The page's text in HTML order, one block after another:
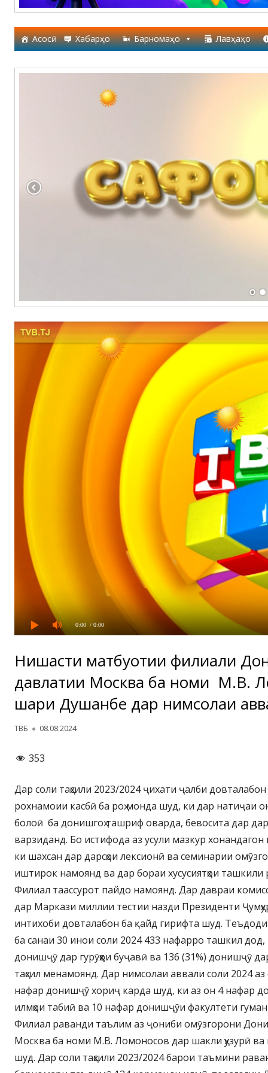
Асосӣ Хабарҳо Барномаҳо Лавҳаҳо
0:00 / 0:00
Нишасти матбуотии филиали
давлатии Москва ба номи М.В.
шаҳри Душанбе дар нимсолаи
Автор
ТВБ Опубликовано
08.08.2024
353
Дар соли таҳсили 2023/2024 ҷихати ҷалби
рохнамоии касбӣ ба роҳ монда шуд, ки дар натиҷаи
болоӣ ба донишгоҳ ташриф оварда, бевосита дар
варзиданд. Бо истифода аз усули мазкур
ки шахсан дар дарсҳои лексионӣ ва семинарии
иштирок намоянд ва дар бораи хусусиятҳои
Филиал таассурот пайдо намоянд. Дар давраи
дар Маркази миллии тестии назди Президенти
интихоби довталабон ба қайд гирифта шуд.
ба санаи 30 инои соли 2024 433 нафарро ташкил дод,
донишҷӯ дар гурӯҳҳои буҷавӣ ва 136 (31%) донишҷӯ
таҳсил менамоянд. Дар нимсолаи аввали соли 2024
нафар донишҷӯ хориҷ карда шуд, ки аз он 4 нафар
илмҳои табиӣ ва 10 нафар донишҷӯи факултети
Филиал раванди таълим аз ҷониби омӯзгорони
Москва ба номи М.В. Ломоносов дар шакли ҳузурӣ ва
шуд. Дар соли таҳсили 2023/2024 барои таъмини